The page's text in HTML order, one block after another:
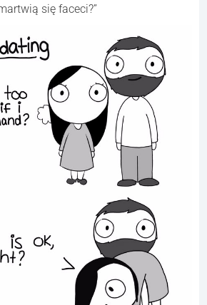
się faceci?”